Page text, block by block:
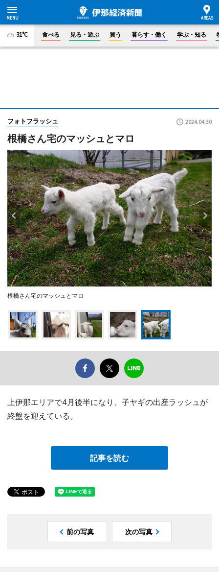
31°C 食べる 見る・遊ぶ 買う 暮らす・働く 学ぶ・知る
フォトフラッシュ 2024.04.30
根橋さん宅のマッシュとマロ
根橋さん宅のマッシュとマロ
上伊那エリアで4月後半になり、子ヤギの出産ラッシュが
終盤を迎えている。
記事を読む
前の写真 次の写真